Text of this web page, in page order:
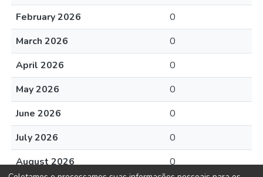
February 2026
0
March 2026
0
April 2026
0
May 2026
0
June 2026
0
July 2026
0
August 2026
0